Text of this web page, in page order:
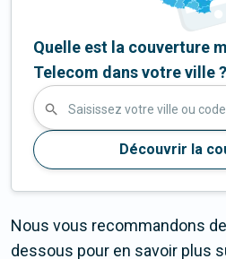
Quelle est la couverture
Telecom dans votre ville ?
Saisissez votre ville ou
Découvrir la
Nous vous recommandons
dessous pour en savoir plus